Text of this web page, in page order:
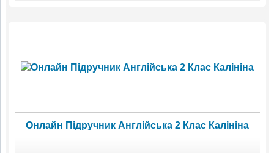
Онлайн Підручник Англійська 2 Клас Калініна